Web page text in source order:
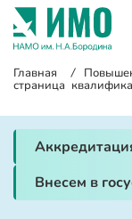
Главная
страница
/
Внесем в